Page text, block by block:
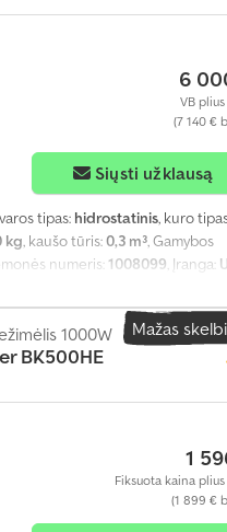
6
VB plius
(7 140 €
Siųsti užklausą
tipas: hidrostatinis, kuro
kg, kaušo tūris:0,3 m³, Gamybos
numeris:1008099, Įranga:
Mažas
1000W
BK500HE
1
Fiksuota kaina plius
(1 899 €